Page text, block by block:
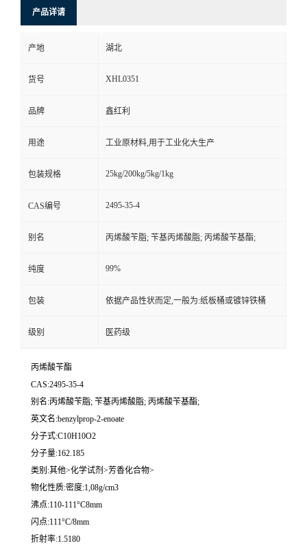
产品详请
产地 湖北
货号 XHL0351
品牌 鑫红利
用途 工业原材料,用于工业化大生产
包装规格 25kg/200kg/5kg/1kg
CAS编号 2495-35-4
别名 丙烯酸苄脂; 苄基丙烯酸脂; 丙烯酸苄基酯;
纯度 99%
包装 依据产品性状而定,一般为:纸板桶或镀锌铁桶
级别 医药级
丙烯酸苄酯
CAS:2495-35-4
别名:丙烯酸苄脂; 苄基丙烯酸脂; 丙烯酸苄基酯;
英文名:benzylprop-2-enoate
分子式:C10H10O2
分子量:162.185
类别:其他>化学试剂>芳香化合物>
物化性质:密度:1,08g/cm3
沸点:110-111°C8mm
闪点:111°C/8mm
折射率:1.5180